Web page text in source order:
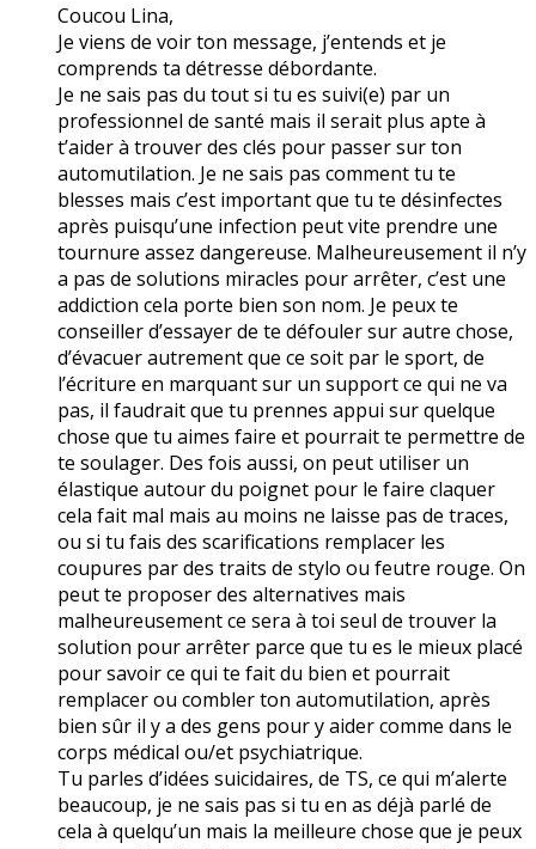
Coucou Lina,
Je viens de voir ton message, j’entends et je
comprends ta détresse débordante.
Je ne sais pas du tout si tu es suivi(e) par un
professionnel de santé mais il serait plus apte à
t’aider à trouver des clés pour passer sur ton
automutilation. Je ne sais pas comment tu te
blesses mais c’est important que tu te désinfectes
après puisqu’une infection peut vite prendre une
tournure assez dangereuse. Malheureusement il n’y
a pas de solutions miracles pour arrêter, c’est une
addiction cela porte bien son nom. Je peux te
conseiller d’essayer de te défouler sur autre chose,
d’évacuer autrement que ce soit par le sport, de
l’écriture en marquant sur un support ce qui ne va
pas, il faudrait que tu prennes appui sur quelque
chose que tu aimes faire et pourrait te permettre de
te soulager. Des fois aussi, on peut utiliser un
élastique autour du poignet pour le faire claquer
cela fait mal mais au moins ne laisse pas de traces,
ou si tu fais des scarifications remplacer les
coupures par des traits de stylo ou feutre rouge. On
peut te proposer des alternatives mais
malheureusement ce sera à toi seul de trouver la
solution pour arrêter parce que tu es le mieux placé
pour savoir ce qui te fait du bien et pourrait
remplacer ou combler ton automutilation, après
bien sûr il y a des gens pour y aider comme dans le
corps médical ou/et psychiatrique.
Tu parles d’idées suicidaires, de TS, ce qui m’alerte
beaucoup, je ne sais pas si tu en as déjà parlé de
cela à quelqu’un mais la meilleure chose que je peux